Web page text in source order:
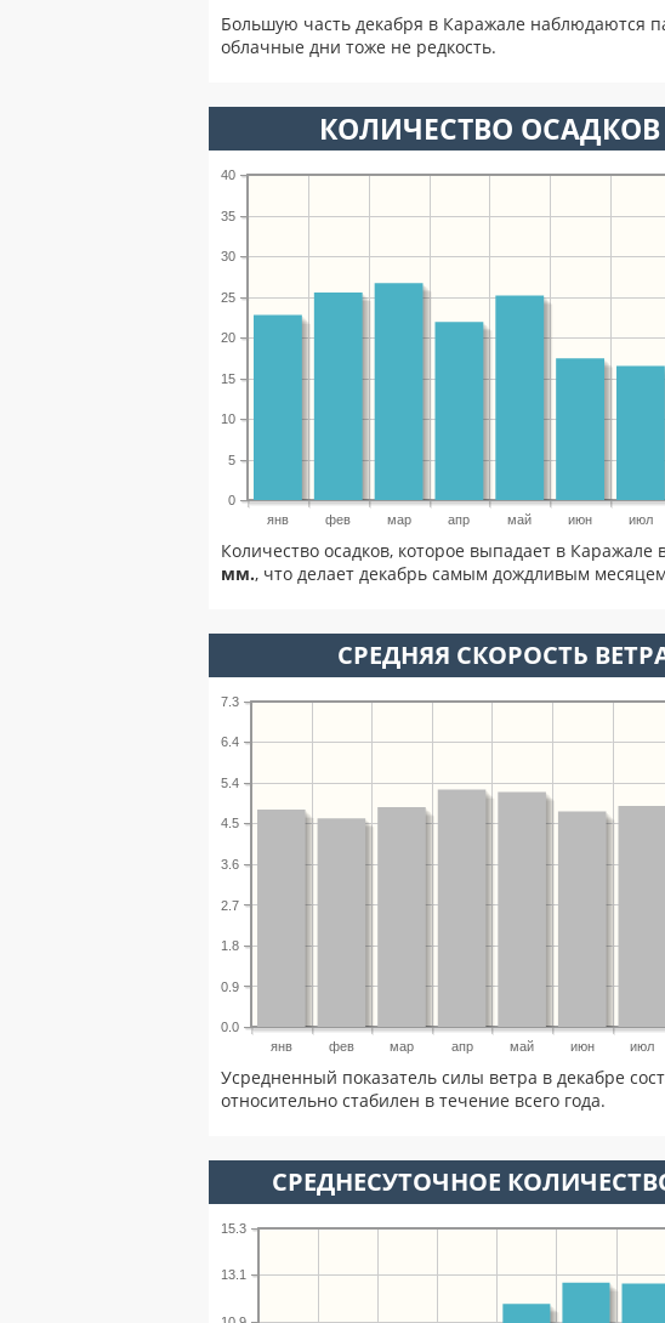
Большую часть декабря в Каражале наблюдаются
облачные дни тоже не редкость.
КОЛИЧЕСТВО
янв фев мар апр май июн июл
0
5
10
15
20
25
30
35
40
Количество осадков, которое выпадает в Каражале
мм., что делает декабрь самым дождливым
СРЕДНЯЯ СКОРОСТЬ
янв фев мар апр май июн июл
0.0
0.9
1.8
2.7
3.6
4.5
5.4
6.4
7.3
Усредненный показатель силы ветра в декабре
относительно стабилен в течение всего года.
СРЕДНЕСУТОЧНОЕ
13.1
15.3